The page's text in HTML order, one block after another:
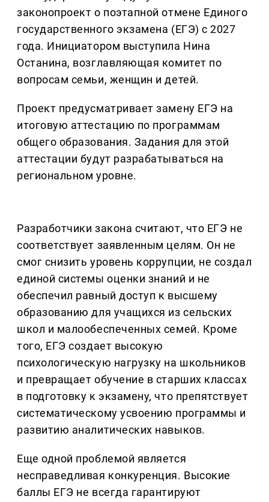
законопроект о поэтапной отмене Единого
государственного экзамена (ЕГЭ) с 2027
года. Инициатором выступила Нина
Останина, возглавляющая комитет по
вопросам семьи, женщин и детей.
Проект предусматривает замену ЕГЭ на
итоговую аттестацию по программам
общего образования. Задания для этой
аттестации будут разрабатываться на
региональном уровне.
Разработчики закона считают, что ЕГЭ не
соответствует заявленным целям. Он не
смог снизить уровень коррупции, не создал
единой системы оценки знаний и не
обеспечил равный доступ к высшему
образованию для учащихся из сельских
школ и малообеспеченных семей. Кроме
того, ЕГЭ создает высокую
психологическую нагрузку на школьников
и превращает обучение в старших классах
в подготовку к экзамену, что препятствует
систематическому усвоению программы и
развитию аналитических навыков.
Еще одной проблемой является
несправедливая конкуренция. Высокие
баллы ЕГЭ не всегда гарантируют